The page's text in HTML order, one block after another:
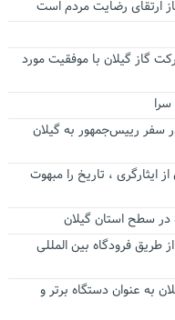
ارتقای رضایت مردم است
گاز گیلان با موفقیت مورد
سفر رییس‌جمهور به گیلان
ایثارگری ، تاریخ را مبهوت
صبح چهارشنبه (۱۹ دی) از طریق فرودگاه بین المللی
به عنوان دستگاه برتر و